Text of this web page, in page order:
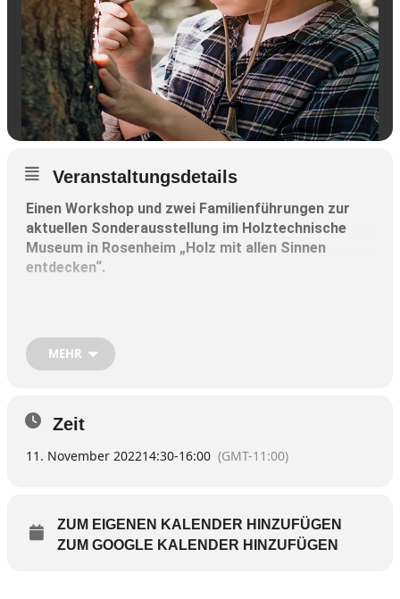
Veranstaltungsdetails
Einen Workshop und zwei Familienführungen zur
aktuellen Sonderausstellung im Holztechnische
Museum in Rosenheim „Holz mit allen Sinnen
entdecken“.
Die Werke können dann zwei Monate lang im Museum
ausgestellt werden.
Der Workshop findet am Freitag,
14.30 bis 16 Uhr
Lüdeckedurchgeführt.
MEHR
Zeit
11. November 202214:30-16:00 (GMT-11:00)
ZUM EIGENEN KALENDER HINZUFÜGEN
ZUM GOOGLE KALENDER HINZUFÜGEN